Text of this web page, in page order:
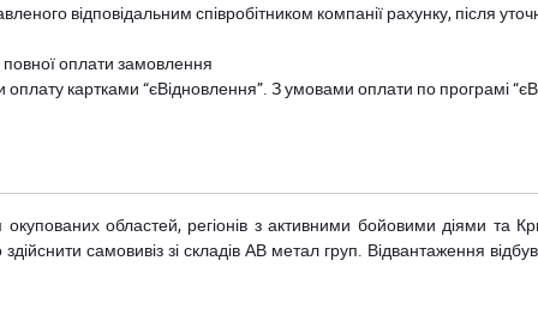
відповідальним співробітником компанії рахунку, після
повної оплати замовлення
картками “єВідновлення”. З умовами оплати по програмі
окупованих областей, регіонів з активними бойовими діями
самовивіз зі складів АВ метал груп. Відвантаження